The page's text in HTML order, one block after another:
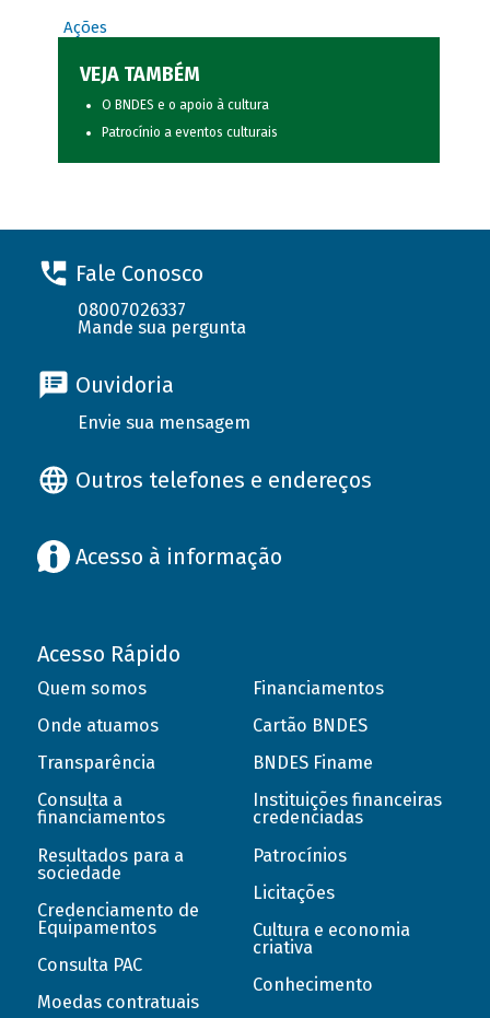
Ações
VEJA TAMBÉM
O BNDES e o apoio à cultura
Patrocínio a eventos culturais
Fale Conosco
08007026337
Mande sua pergunta
Ouvidoria
Envie sua mensagem
Outros telefones e endereços
Acesso à informação
Acesso Rápido
Quem somos
Onde atuamos
Transparência
Consulta a
financiamentos
Resultados para a
sociedade
Credenciamento de
Equipamentos
Consulta PAC
Moedas contratuais
Financiamentos
Cartão BNDES
BNDES Finame
Instituições financeiras
credenciadas
Patrocínios
Licitações
Cultura e economia
criativa
Conhecimento